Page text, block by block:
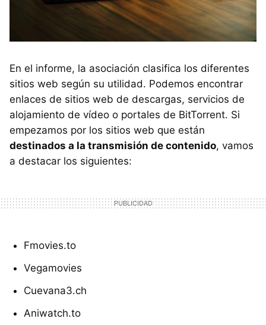
En el informe, la asociación clasifica los diferentes
sitios web según su utilidad. Podemos encontrar
enlaces de sitios web de descargas, servicios de
alojamiento de vídeo o portales de BitTorrent. Si
empezamos por los sitios web que están
destinados a la transmisión de contenido, vamos
a destacar los siguientes:
Fmovies.to
Vegamovies
Cuevana3.ch
Aniwatch.to